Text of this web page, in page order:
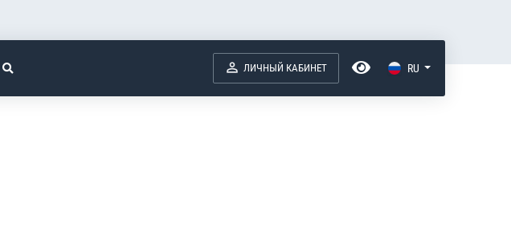
ЛИЧНЫЙ КАБИНЕТ RU